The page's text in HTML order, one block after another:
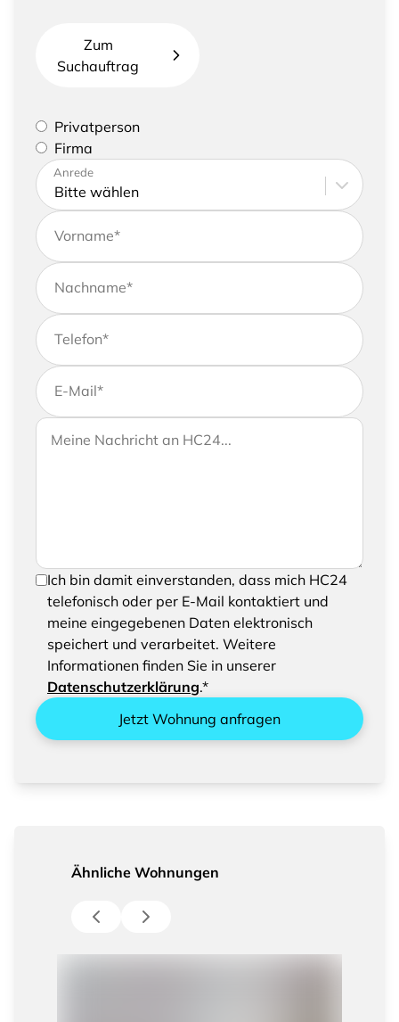
Zum
Suchauftrag
Bitte geben Sie an, ob Sie eine Privatperson sind
oder eine Firma vertreten
Privatperson
Firma
Bitte tragen Sie Ihre Adresse sowie
Kontaktdaten ein
Anrede
Vorname*
Nachname*
Telefon*
E-Mail*
Wenn Sie uns weitere Informationen zukommen
lassen möchten, können Sie Ihrer Anfrage gerne
Ihre Nachricht an HC24
Um Ihre Anfrage senden zu können, bestätigen
Sie bitte das Speichern und Verarbeiten Ihrer
eingegebenen Daten
Ich bin damit einverstanden, dass mich HC24
telefonisch oder per E-Mail kontaktiert und
meine eingegebenen Daten elektronisch
speichert und verarbeitet. Weitere
Informationen finden Sie in unserer
Datenschutzerklärung.*
Jetzt Wohnung anfragen
Ähnliche Wohnungen